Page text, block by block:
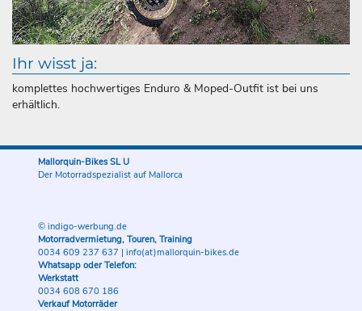
Ihr wisst ja:
komplettes hochwertiges Enduro & Moped-Outfit ist bei uns
erhältlich.
Mallorquin-Bikes SL U
Der Motorradspezialist auf Mallorca
© indigo-werbung.de
Motorradvermietung, Touren, Training
0034 609 237 637 | info(at)mallorquin-bikes.de
Whatsapp oder Telefon:
Werkstatt
0034 608 670 186
Verkauf Motorräder